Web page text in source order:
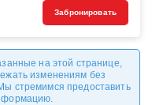
Забронировать
на этой странице,
изменениям без
стремимся предоставить